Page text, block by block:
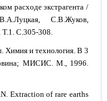
расходе экстрагента /
С.В.Жуков,
Т.1. С.305-308.
Химия и технология. В 3
МИСИС. М., 1996.
Extraction of rare earths